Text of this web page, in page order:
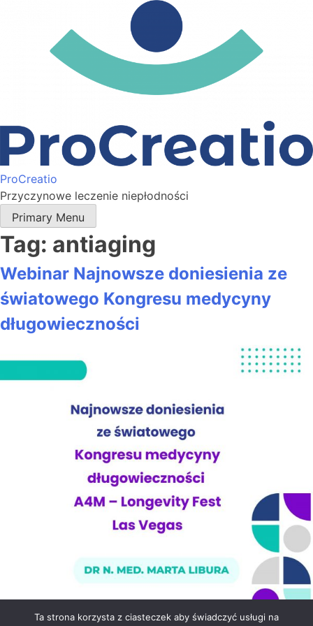
ProCreatio
Przyczynowe leczenie niepłodności
Primary Menu
Tag: antiaging
Webinar Najnowsze doniesienia ze
światowego Kongresu medycyny
długowieczności
Ta strona korzysta z ciasteczek aby świadczyć usługi na